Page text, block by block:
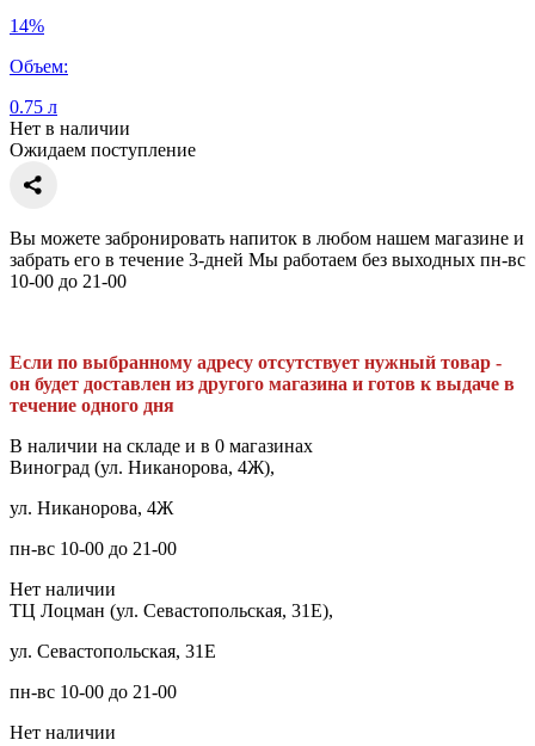
14%
Объем:
0.75 л
Нет в наличии
Ожидаем поступление
Вы можете забронировать напиток в любом нашем магазине и
забрать его в течение 3-дней Мы работаем без выходных пн-вс
10-00 до 21-00
Если по выбранному адресу отсутствует нужный товар -
он будет доставлен из другого магазина и готов к выдаче в
течение одного дня
В наличии на складе и в 0 магазинах
Виноград (ул. Никанорова, 4Ж),
ул. Никанорова, 4Ж
пн-вс 10-00 до 21-00
Нет наличии
ТЦ Лоцман (ул. Севастопольская, 31Е),
ул. Севастопольская, 31Е
пн-вс 10-00 до 21-00
Нет наличии